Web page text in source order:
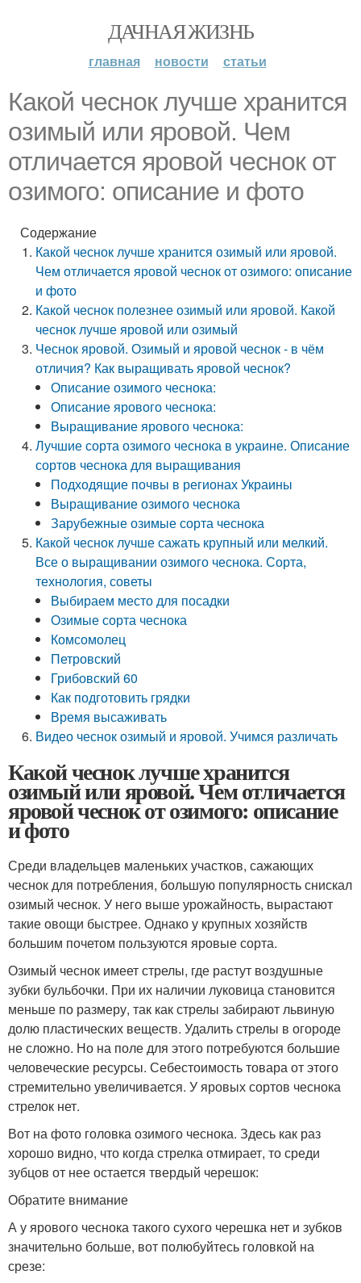
ДАЧНАЯ ЖИЗНЬ
главная новости статьи
Какой чеснок лучше хранится
озимый или яровой. Чем
отличается яровой чеснок от
озимого: описание и фото
Содержание
Какой чеснок лучше хранится озимый или яровой.
Чем отличается яровой чеснок от озимого: описание
и фото
Какой чеснок полезнее озимый или яровой. Какой
чеснок лучше яровой или озимый
Чеснок яровой. Озимый и яровой чеснок - в чём
отличия? Как выращивать яровой чеснок?
Описание озимого чеснока:
Описание ярового чеснока:
Выращивание ярового чеснока:
Лучшие сорта озимого чеснока в украине. Описание
сортов чеснока для выращивания
Подходящие почвы в регионах Украины
Выращивание озимого чеснока
Зарубежные озимые сорта чеснока
Какой чеснок лучше сажать крупный или мелкий.
Все о выращивании озимого чеснока. Сорта,
технология, советы
Выбираем место для посадки
Озимые сорта чеснока
Комсомолец
Петровский
Грибовский 60
Как подготовить грядки
Время высаживать
Видео чеснок озимый и яровой. Учимся различать
Какой чеснок лучше хранится
озимый или яровой. Чем отличается
яровой чеснок от озимого: описание
и фото
Среди владельцев маленьких участков, сажающих
чеснок для потребления, большую популярность снискал
озимый чеснок. У него выше урожайность, вырастают
такие овощи быстрее. Однако у крупных хозяйств
большим почетом пользуются яровые сорта.
Озимый чеснок имеет стрелы, где растут воздушные
зубки бульбочки. При их наличии луковица становится
меньше по размеру, так как стрелы забирают львиную
долю пластических веществ. Удалить стрелы в огороде
не сложно. Но на поле для этого потребуются большие
человеческие ресурсы. Себестоимость товара от этого
стремительно увеличивается. У яровых сортов чеснока
стрелок нет.
Вот на фото головка озимого чеснока. Здесь как раз
хорошо видно, что когда стрелка отмирает, то среди
зубцов от нее остается твердый черешок:
Обратите внимание
А у ярового чеснока такого сухого черешка нет и зубков
значительно больше, вот полюбуйтесь головкой на
срезе: